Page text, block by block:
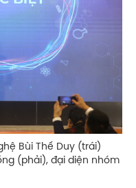
Bùi Thế Duy (trái)
(phải), đại diện nhóm